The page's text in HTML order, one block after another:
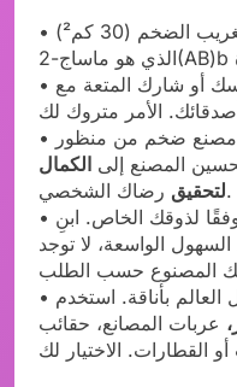
الغريب الضخم (30 كم²)
• أو شارك المتعة مع
• مصنع ضخم من منظور
المصنع إلى الكمال
لتحقيقرضاك الشخصي.
• لذوقك الخاص. ابنِ
الواسعة، لا توجد
• المركبات: سافر حول العالم بأناقة. استخدم
عربات المصانع، حقائب